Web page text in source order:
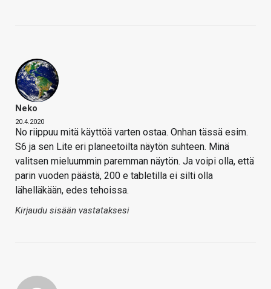
Neko
20.4.2020
No riippuu mitä käyttöä varten ostaa. Onhan tässä esim.
S6 ja sen Lite eri planeetoilta näytön suhteen. Minä
valitsen mieluummin paremman näytön. Ja voipi olla, että
parin vuoden päästä, 200 e tabletilla ei silti olla
lähelläkään, edes tehoissa.
Kirjaudu sisään vastataksesi